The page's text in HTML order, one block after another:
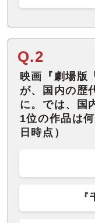
Q.2
映画『劇場版
が、国内の歴
に。では、国
1位の作品は
日時点）